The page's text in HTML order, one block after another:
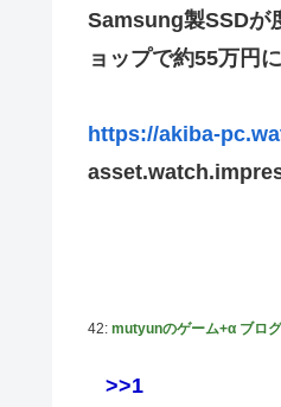
【ウマ娘】セイ
LIAR GAME -ラ
New! 【スターウォー
【画像】
やる夫のダンジ
やる夫「催眠アプリを
Samsung製SSDが
ョップで約55万円
https://akiba-
42: mutyunのゲーム+α ブログ
>>1